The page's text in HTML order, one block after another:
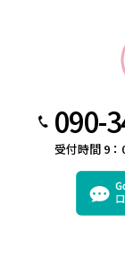
090-
受付時間 9